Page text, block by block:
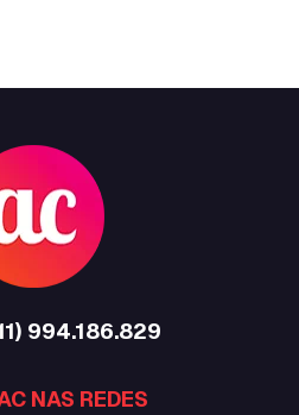
994.186.829
NAS REDES